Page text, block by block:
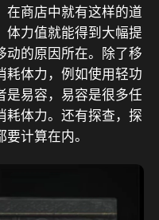
在商店中就有这样的道
体力值就能得到大幅提
动的原因所在。除了移
耗体力，例如使用轻功
是易容，易容是很多任
耗体力。还有探查，探
计算在内。